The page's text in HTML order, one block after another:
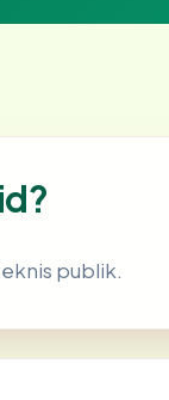
publik.